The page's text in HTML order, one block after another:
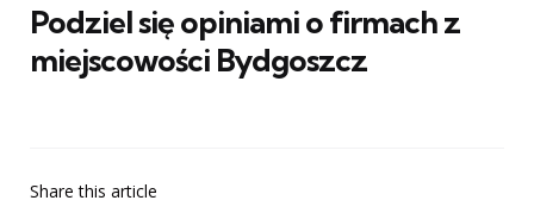
Podziel się opiniami o firmach z
miejscowości Bydgoszcz
Share this article